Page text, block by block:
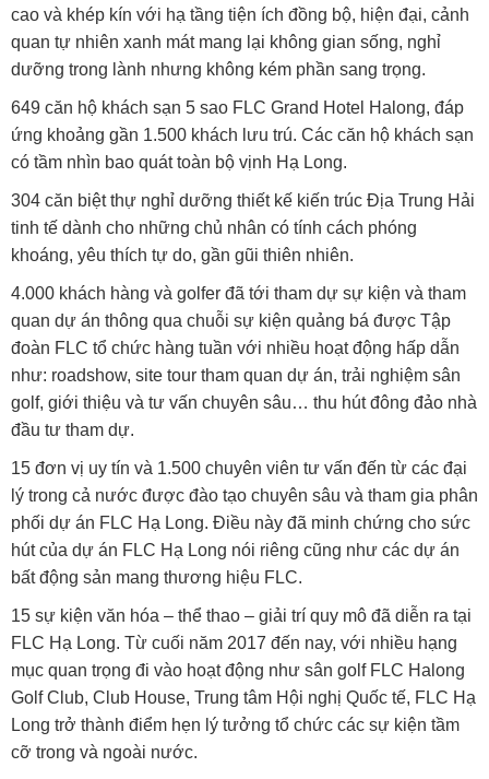
cao và khép kín với hạ tầng tiện ích đồng bộ, hiện đại, cảnh
quan tự nhiên xanh mát mang lại không gian sống, nghỉ
dưỡng trong lành nhưng không kém phần sang trọng.
649 căn hộ khách sạn 5 sao FLC Grand Hotel Halong, đáp
ứng khoảng gần 1.500 khách lưu trú. Các căn hộ khách sạn
có tầm nhìn bao quát toàn bộ vịnh Hạ Long.
304 căn biệt thự nghỉ dưỡng thiết kế kiến trúc Địa Trung Hải
tinh tế dành cho những chủ nhân có tính cách phóng
khoáng, yêu thích tự do, gần gũi thiên nhiên.
4.000 khách hàng và golfer đã tới tham dự sự kiện và tham
quan dự án thông qua chuỗi sự kiện quảng bá được Tập
đoàn FLC tổ chức hàng tuần với nhiều hoạt động hấp dẫn
như: roadshow, site tour tham quan dự án, trải nghiệm sân
golf, giới thiệu và tư vấn chuyên sâu… thu hút đông đảo nhà
đầu tư tham dự.
15 đơn vị uy tín và 1.500 chuyên viên tư vấn đến từ các đại
lý trong cả nước được đào tạo chuyên sâu và tham gia phân
phối dự án FLC Hạ Long. Điều này đã minh chứng cho sức
hút của dự án FLC Hạ Long nói riêng cũng như các dự án
bất động sản mang thương hiệu FLC.
15 sự kiện văn hóa – thể thao – giải trí quy mô đã diễn ra tại
FLC Hạ Long. Từ cuối năm 2017 đến nay, với nhiều hạng
mục quan trọng đi vào hoạt động như sân golf FLC Halong
Golf Club, Club House, Trung tâm Hội nghị Quốc tế, FLC Hạ
Long trở thành điểm hẹn lý tưởng tổ chức các sự kiện tầm
cỡ trong và ngoài nước.